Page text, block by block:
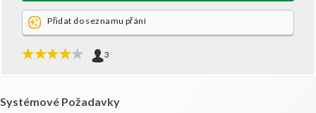
Přidat do seznamu přání
3
Systémové Požadavky